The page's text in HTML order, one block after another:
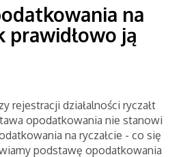
na
prawidłowo ją
rejestracji działalności ryczałt
opodatkowania nie stanowi
na ryczałcie - co się
podstawę opodatkowania